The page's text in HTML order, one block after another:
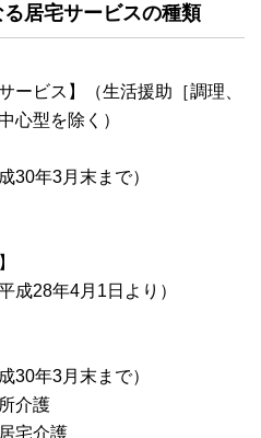
居宅サービスの種類
ービス】（生活援助［調理、
心型を除く）
30年3月末まで）
成28年4月1日より）
30年3月末まで）
介護
宅介護